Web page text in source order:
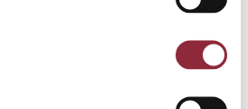
Hotelgeschichten
Hotels, Foto: Juliette Chrétien